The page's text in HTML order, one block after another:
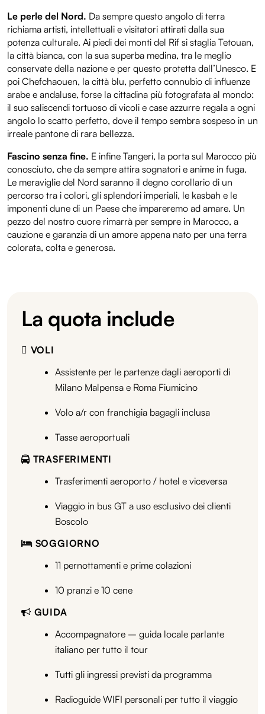
Le perle del Nord. Da sempre questo angolo di terra
richiama artisti, intellettuali e visitatori attirati dalla sua
potenza culturale. Ai piedi dei monti del Rif si staglia Tetouan,
la città bianca, con la sua superba medina, tra le meglio
conservate della nazione e per questo protetta dall’Unesco. E
poi Chefchaouen, la città blu, perfetto connubio di influenze
arabe e andaluse, forse la cittadina più fotografata al mondo:
il suo saliscendi tortuoso di vicoli e case azzurre regala a ogni
angolo lo scatto perfetto, dove il tempo sembra sospeso in un
irreale pantone di rara bellezza.
Fascino senza fine. E infine Tangeri, la porta sul Marocco più
conosciuto, che da sempre attira sognatori e anime in fuga.
Le meraviglie del Nord saranno il degno corollario di un
percorso tra i colori, gli splendori imperiali, le kasbah e le
imponenti dune di un Paese che impareremo ad amare. Un
pezzo del nostro cuore rimarrà per sempre in Marocco, a
cauzione e garanzia di un amore appena nato per una terra
colorata, colta e generosa.
La quota include
VOLI
Assistente per le partenze dagli aeroporti di
Milano Malpensa e Roma Fiumicino
Volo a/r con franchigia bagagli inclusa
Tasse aeroportuali
TRASFERIMENTI
Trasferimenti aeroporto / hotel e viceversa
Viaggio in bus GT a uso esclusivo dei clienti
Boscolo
SOGGIORNO
11 pernottamenti e prime colazioni
10 pranzi e 10 cene
GUIDA
Accompagnatore – guida locale parlante
italiano per tutto il tour
Tutti gli ingressi previsti da programma
Radioguide WIFI personali per tutto il viaggio